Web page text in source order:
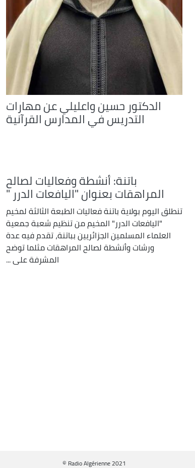
الدكتور حسين واعليلي عن مهارات
التدريس في المدارس القرآنية
باتنة: أنشطة وفعاليات لصالح
المراهقات بعنوان "اليافعات الدرر "
تنطلق اليوم بولاية باتنة فعاليات الطبعة الثالثة لمخيم
"اليافعات الدرر" المخيم من تنظيم شعبة جمعية
العلماء المسلمين الجزائريين بباتنة، تقدم فيه عدة
ورشات وأنشطة لصالح المراهقات مثلما توضح
المشرفة على ...
© Radio Algérienne 2021